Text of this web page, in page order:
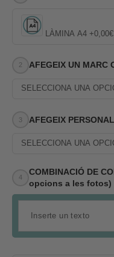
LÀMINA A4 +0,00€
AFEGEIX UN MARC
SELECCIONA UNA
AFEGEIX
SELECCIONA UNA
COMBINACIÓ DE
opcions a les fotos)